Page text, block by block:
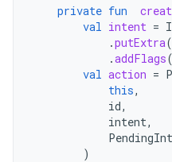
private fun
val intent =
.putExtra(
.addFlags(
val action =
this,
id,
intent,
)